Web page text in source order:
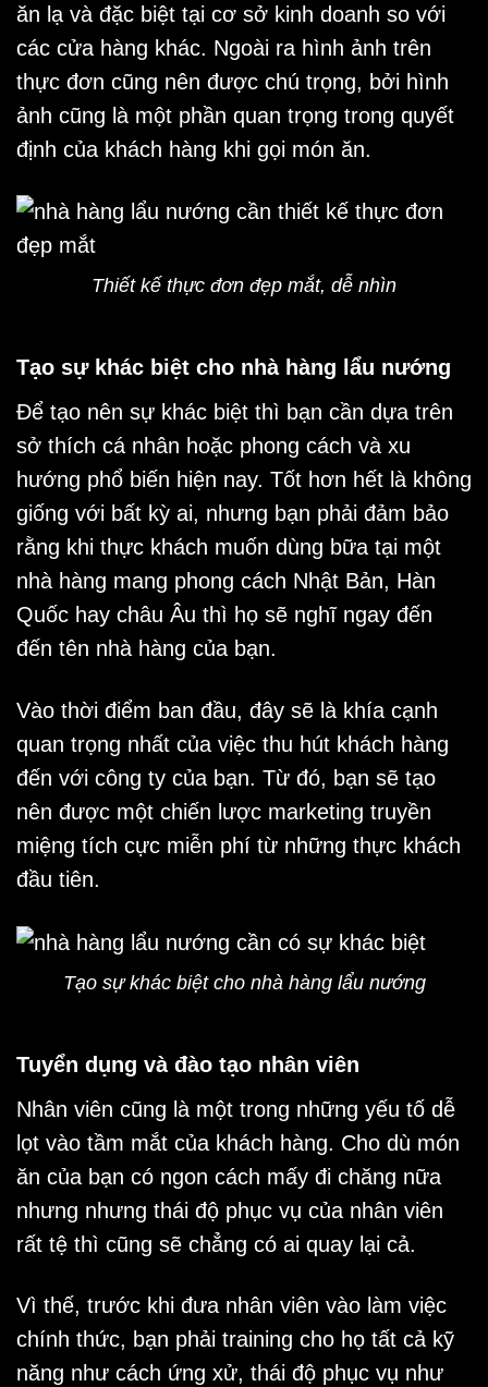
ăn lạ và đặc biệt tại cơ sở kinh doanh so với
các cửa hàng khác. Ngoài ra hình ảnh trên
thực đơn cũng nên được chú trọng, bởi hình
ảnh cũng là một phần quan trọng trong quyết
định của khách hàng khi gọi món ăn.
Thiết kế thực đơn đẹp mắt, dễ nhìn
Tạo sự khác biệt cho nhà hàng lẩu nướng
Để tạo nên sự khác biệt thì bạn cần dựa trên
sở thích cá nhân hoặc phong cách và xu
hướng phổ biến hiện nay. Tốt hơn hết là không
giống với bất kỳ ai, nhưng bạn phải đảm bảo
rằng khi thực khách muốn dùng bữa tại một
nhà hàng mang phong cách Nhật Bản, Hàn
Quốc hay châu Âu thì họ sẽ nghĩ ngay đến
đến tên nhà hàng của bạn.
Vào thời điểm ban đầu, đây sẽ là khía cạnh
quan trọng nhất của việc thu hút khách hàng
đến với công ty của bạn. Từ đó, bạn sẽ tạo
nên được một chiến lược marketing truyền
miệng tích cực miễn phí từ những thực khách
đầu tiên.
Tạo sự khác biệt cho nhà hàng lẩu nướng
Tuyển dụng và đào tạo nhân viên
Nhân viên cũng là một trong những yếu tố dễ
lọt vào tầm mắt của khách hàng. Cho dù món
ăn của bạn có ngon cách mấy đi chăng nữa
nhưng nhưng thái độ phục vụ của nhân viên
rất tệ thì cũng sẽ chẳng có ai quay lại cả.
Vì thế, trước khi đưa nhân viên vào làm việc
chính thức, bạn phải training cho họ tất cả kỹ
năng như cách ứng xử, thái độ phục vụ như